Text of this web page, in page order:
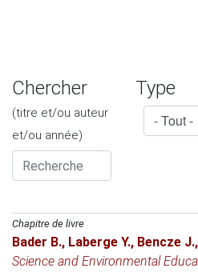
Chercher
(titre et/ou auteur
et/ou année)
Type
Chapitre de livre
Bader B., Laberge Y., Bencze J.,
Science and Environmental